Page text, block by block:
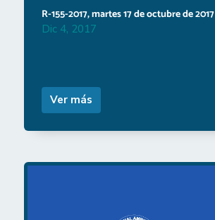
R-155-2017, martes 17 de octubre de 2017
Dic 4, 2017
Ver más